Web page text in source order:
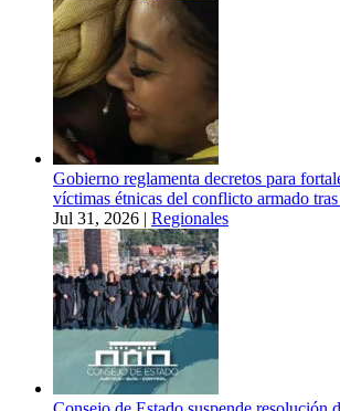
Gobierno reglamenta decretos para
víctimas étnicas del conflicto armado tras
Jul 31, 2026 | Regionales